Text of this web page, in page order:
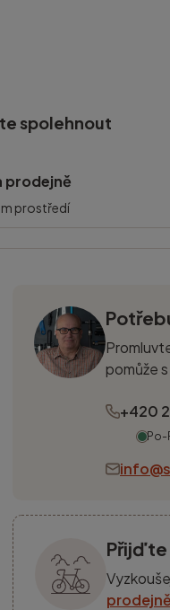
spolehnout
prodejně
prostředí
pomůže
+420
Po-